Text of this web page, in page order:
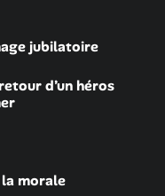
jubilatoire
d’un héros
la morale